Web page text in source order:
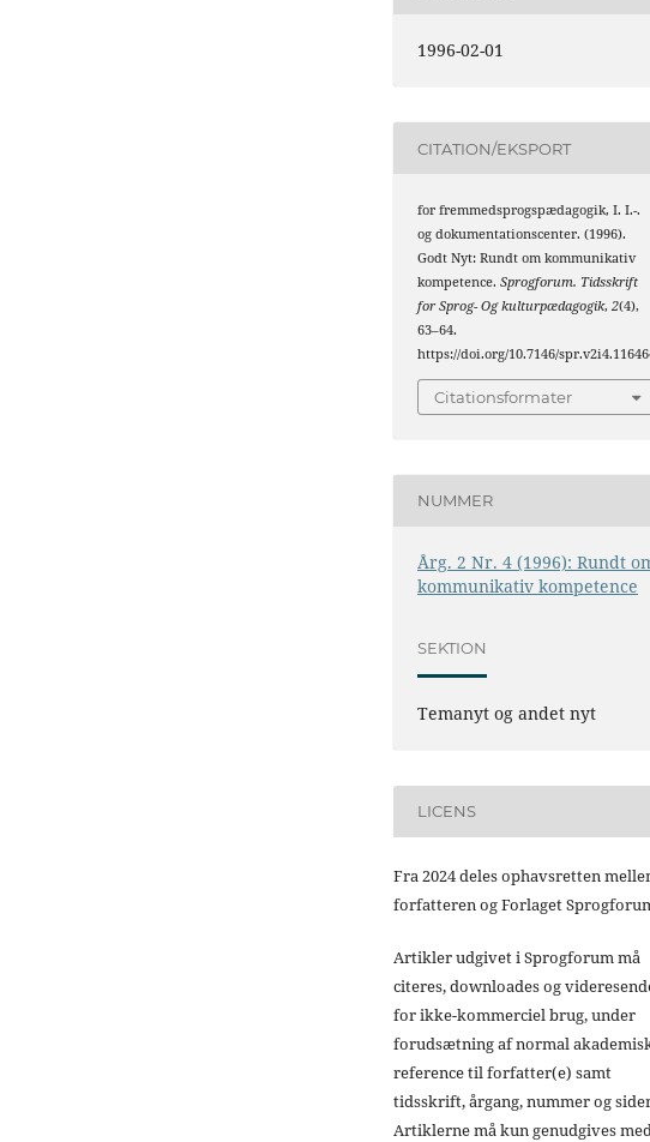
1996-02-01
CITATION/EKSPORT
for fremmedsprogspædagogik, I. I.-.
og dokumentationscenter. (1996).
Godt Nyt: Rundt om kommunikativ
kompetence.Sprogforum. Tidsskrift
for Sprog- Og kulturpædagogik,2(4),
63–64.
https://doi.org/10.7146/
Citationsformater
NUMMER
Årg. 2 Nr. 4 (1996): Rundt
kommunikativ kompetence
SEKTION
Temanyt og andet nyt
LICENS
Fra 2024 deles ophavsretten
forfatteren og Forlaget
Artikler udgivet i Sprogforum må
citeres, downloades og
for ikke-kommerciel brug, under
forudsætning af normal
reference til forfatter(e) samt
tidsskrift, årgang, nummer og
Artiklerne må kun genudgives